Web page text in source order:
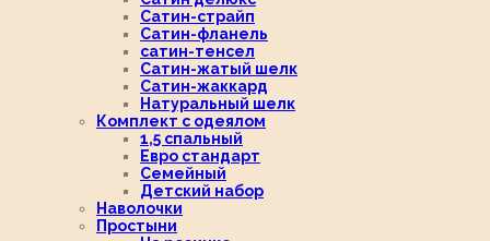
Сатин-страйп
Сатин-фланель
сатин-тенсел
Сатин-жатый шелк
Сатин-жаккард
Натуральный шелк
Комплект с одеялом
1,5 спальный
Евро стандарт
Семейный
Детский набор
Наволочки
Простыни